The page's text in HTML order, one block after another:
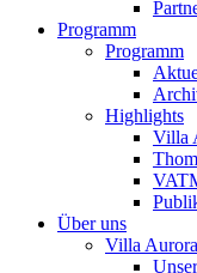
Programm
Programm
Highlights
Villa
Über uns
Villa Aurora